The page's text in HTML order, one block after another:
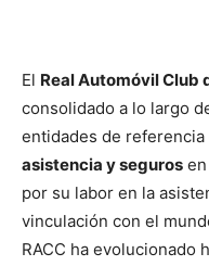
El Real Automóvil Club
consolidado a lo largo
entidades de
asistencia y seguros
por su labor en la
vinculación con el
RACC ha evolucionado